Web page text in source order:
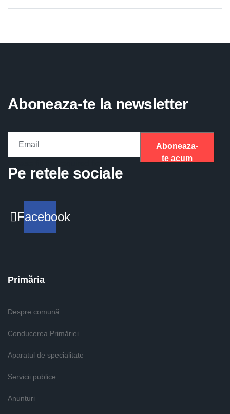
Aboneaza-te la newsletter
Aboneaza-
te acum
Pe retele sociale
Facebook
Primăria
Despre comună
Conducerea Primăriei
Aparatul de specialitate
Servicii publice
Anunturi